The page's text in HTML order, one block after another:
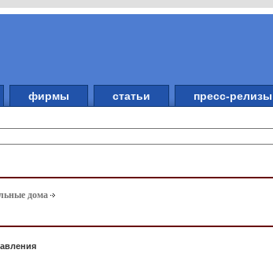
фирмы статьи пресс-релизы
дома